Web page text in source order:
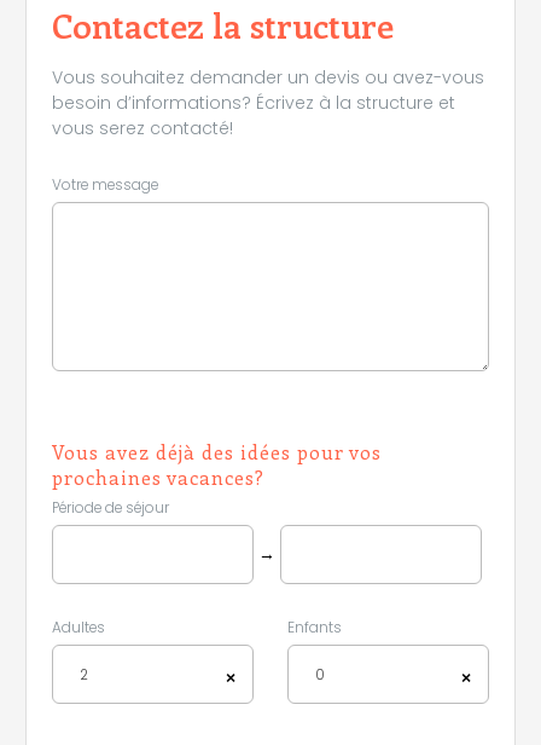
Contactez la structure
Vous souhaitez demander un devis ou avez-vous
besoin d’informations? Écrivez à la structure et
vous serez contacté!
Votre message
Vous avez déjà des idées pour vos
prochaines vacances?
Période de séjour
→
Adultes
×
2
Enfants
×
0